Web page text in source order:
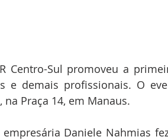
Centro-Sul promoveu a
e demais profissionais. O
Praça 14, em Manaus.
Daniele Nahmias